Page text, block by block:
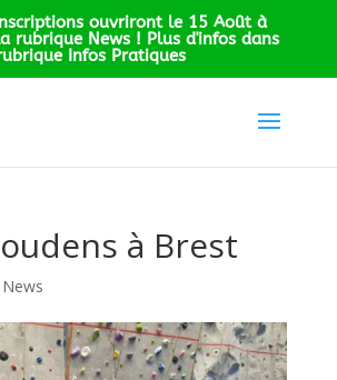
ouvriront le 15 Août à
rubrique News ! Plus d'infos dans
Infos Pratiques
à Brest
News